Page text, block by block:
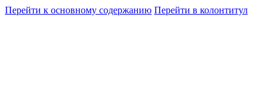
Перейти к основному содержанию Перейти в колонтитул